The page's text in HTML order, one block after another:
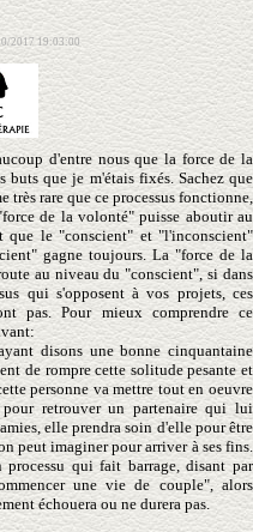
2017 19:03:00
d'entre nous que la force de la
que je m'étais fixés. Sachez que
très rare que ce processus fonctionne,
de la volonté" puisse aboutir au
que le "conscient" et "l'inconscient"
gagne toujours. La "force de la
au niveau du "conscient", si dans
qui s'opposent à vos projets, ces
pas. Pour mieux comprendre ce
disons une bonne cinquantaine
de rompre cette solitude pesante et
personne va mettre tout en oeuvre
retrouver un partenaire qui lui
elle prendra soin d'elle pour être
peut imaginer pour arriver à ses fins.
qui fait barrage, disant par
une vie de couple", alors
échouera ou ne durera pas.